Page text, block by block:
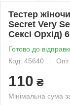
Тестер
Secret Very
Сексі Орхід)
Готово до
Код: 45640
Опт
110 ₴
Мінімальна сума